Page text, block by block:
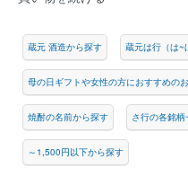
蔵元 酒造から探す 蔵元は行（は~
母の日ギフトや女性の方におすすめの
焼酎の名前から探す さ行の各銘柄
～1,500円以下から探す